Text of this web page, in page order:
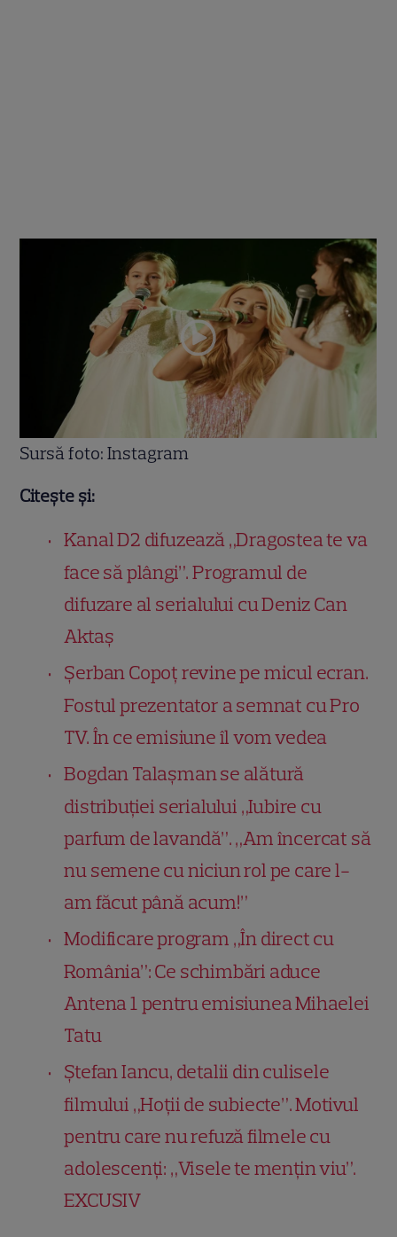
Sursă foto: Instagram
Citește și:
Kanal D2 difuzează „Dragostea te va
face să plângi”. Programul de
difuzare al serialului cu Deniz Can
Aktaș
Șerban Copoț revine pe micul ecran.
Fostul prezentator a semnat cu Pro
TV. În ce emisiune îl vom vedea
Bogdan Talașman se alătură
distribuției serialului „Iubire cu
parfum de lavandă”. „Am încercat să
nu semene cu niciun rol pe care l-
am făcut până acum!”
Modificare program „În direct cu
România”: Ce schimbări aduce
Antena 1 pentru emisiunea Mihaelei
Tatu
Ștefan Iancu, detalii din culisele
filmului „Hoții de subiecte”. Motivul
pentru care nu refuză filmele cu
adolescenți: „Visele te mențin viu”.
EXCUSIV